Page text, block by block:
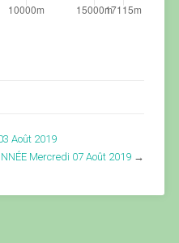
Août 2019
Mercredi 07 Août 2019 →